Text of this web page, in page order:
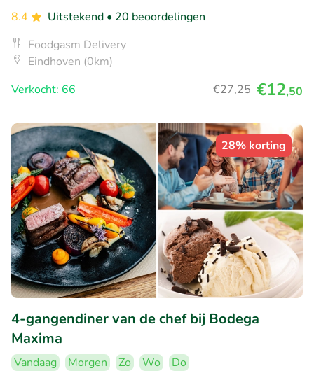
8.4 Uitstekend • 20 beoordelingen
Foodgasm Delivery
Eindhoven (0km)
Verkocht: 66
€27,25 €12,50
28% korting
4-gangendiner van de chef bij Bodega
Maxima
Vandaag Morgen Zo Wo
Do